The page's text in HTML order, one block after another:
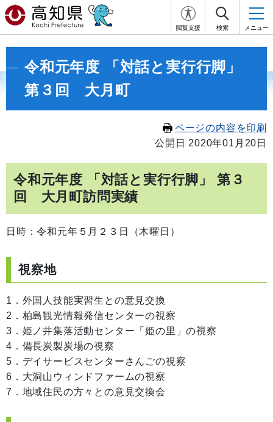
閲覧支援 検索 メニュー
令和元年度 「対話と実行行脚」
第３回 大月町
ページの内容を印刷
公開日 2020年01月20日
令和元年度 「対話と実行行脚」 第３
回 大月町訪問実績
日時：令和元年５月２３日（木曜日）
視察地
1．外国人技能実習生との意見交換
2．柏島観光情報発信センターの視察
3．姫ノ井集落活動センター「姫の里」の視察
4．備長炭製炭場の視察
5．デイサービスセンターさんごの視察
6．大洞山ウィンドファームの視察
7．地域住民の方々との意見交換会